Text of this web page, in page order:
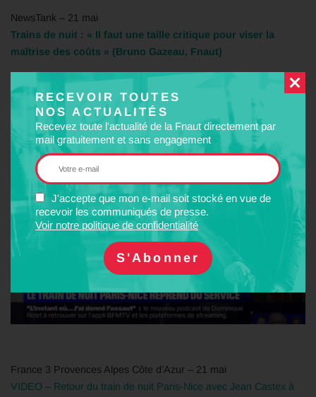
RECEVOIR TOUTES
NOS ACTUALITÉS
Recevez toute l'actualité de la Fnaut directement par
mail gratuitement et sans engagement
J'accepte que mon e-mail soit stocké en vue de
recevoir les communiqués de presse.
Voir notre politique de confidentialité
NewsTank – 21 mai
Trains de nuit : « Il faut une taille critique pour viser la
maîtrise des coûts » (Bruno Gazeau, Fnaut)
BFMTV – 21 mai
Le train de nuit Paris-Nice a été remis en service jeudi soir
après trois ans de fermeture
France 3 Provences Alpes Côte d’Azur – 21 mai
VIDEO – Retour du train de nuit Paris-Nice avec Jean Castex à